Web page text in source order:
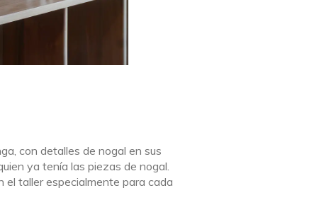
con detalles de nogal en sus
ya tenía las piezas de nogal.
el taller especialmente para cada